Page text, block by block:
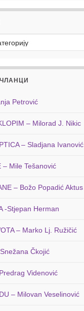
Petrović
– Milorad J. Nikic
– Sladjana Ivanović
– Mile Tešanović
– Božo Popadić Aktus
-Stjepan Herman
– Marko Lj. Ružičić
Čkojić
Videnović
– Milovan Veselinović